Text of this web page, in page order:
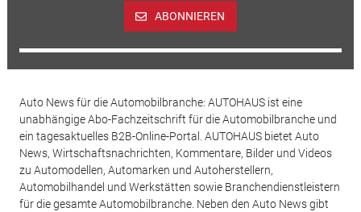
ABONNIEREN
Auto News für die Automobilbranche: AUTOHAUS ist eine
unabhängige Abo-Fachzeitschrift für die Automobilbranche und
ein tagesaktuelles B2B-Online-Portal. AUTOHAUS bietet Auto
News, Wirtschaftsnachrichten, Kommentare, Bilder und Videos
zu Automodellen, Automarken und Autoherstellern,
Automobilhandel und Werkstätten sowie Branchendienstleistern
für die gesamte Automobilbranche. Neben den Auto News gibt